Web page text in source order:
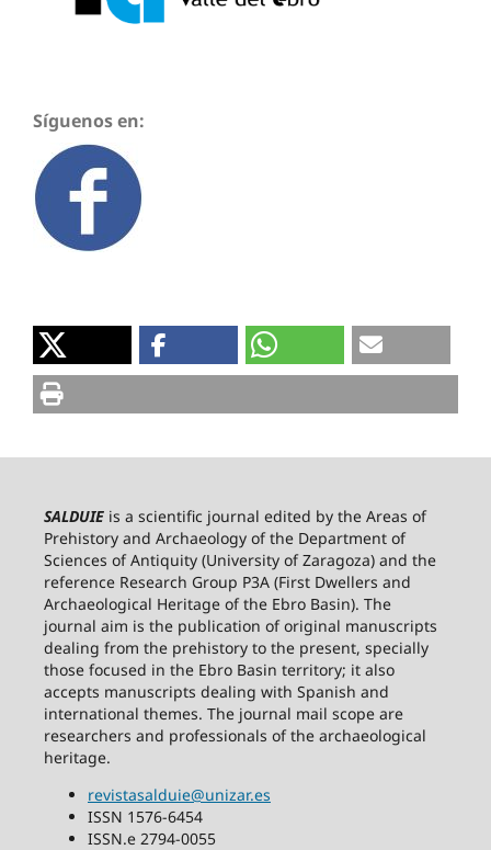
Síguenos en:
SALDUIE is a scientific journal edited by the Areas of
Prehistory and Archaeology of the Department of
Sciences of Antiquity (University of Zaragoza) and the
reference Research Group P3A (First Dwellers and
Archaeological Heritage of the Ebro Basin). The
journal aim is the publication of original manuscripts
dealing from the prehistory to the present, specially
those focused in the Ebro Basin territory; it also
accepts manuscripts dealing with Spanish and
international themes. The journal mail scope are
researchers and professionals of the archaeological
heritage.
revistasalduie@unizar.es
ISSN 1576-6454
ISSN.e 2794-0055